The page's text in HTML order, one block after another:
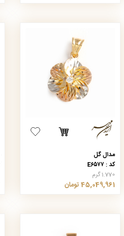
مدال گل
کد : E۶۵۷۷
1.770 گرم
45,049,961 تومان